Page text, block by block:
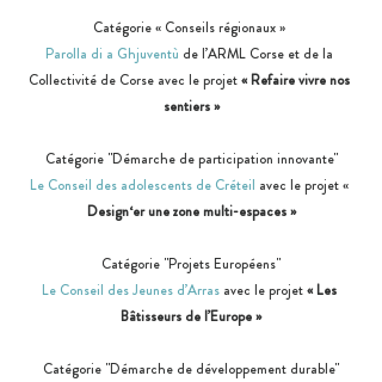
Catégorie « Conseils régionaux »
Parolla di a Ghjuventù de l’ARML Corse et de la
Collectivité de Corse avec le projet « Refaire vivre nos
sentiers »
Catégorie "Démarche de participation innovante"
Le Conseil des adolescents de Créteil avec le projet «
Design‘er une zone multi-espaces »
Catégorie "Projets Européens"
Le Conseil des Jeunes d’Arras avec le projet « Les
Bâtisseurs de l’Europe »
Catégorie "Démarche de développement durable"